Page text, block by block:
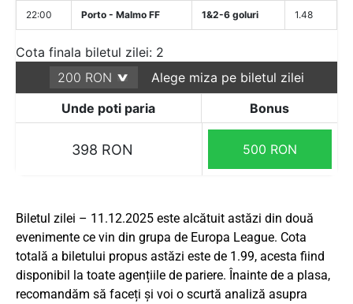
22:00 Porto - Malmo FF 1&2-6 goluri 1.48
Cota finala biletul zilei: 2
Alege miza pe biletul zilei
Unde poti paria
Bonus
398 RON 500 RON
Biletul zilei – 11.12.2025 este alcătuit astăzi din două
evenimente ce vin din grupa de Europa League. Cota
totală a biletului propus astăzi este de 1.99, acesta fiind
disponibil la toate agențiile de pariere. Înainte de a plasa,
recomandăm să faceți și voi o scurtă analiză asupra